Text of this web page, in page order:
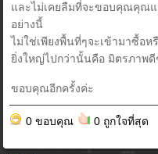
และไม่เคยลืมที่จะขอบคุณคุณแ
อย่างนี้
ไม่ใช่เพียงพื้นที่ๆจะเข้ามาซื้อห
ยิ่งใหญ่ไปกว่านั้นคือ มิตรภาพดี
ขอบคุณอีกครั้งค่ะ
0 ขอบคุณ 0 ถูกใจที่สุด